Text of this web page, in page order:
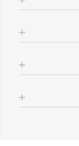
kraftigere tryk
hele tager få